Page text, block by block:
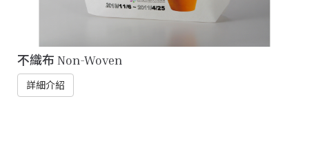
不織布 Non-Woven
詳細介紹